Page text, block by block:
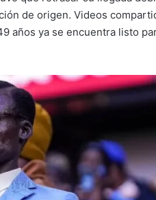
de origen. Videos
años ya se encuentra listo